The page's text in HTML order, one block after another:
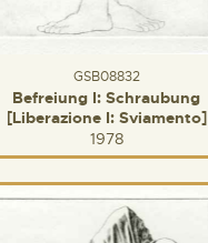
GSB08832
Befreiung I: Schraubung
[Liberazione I: Sviamento]
1978